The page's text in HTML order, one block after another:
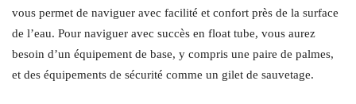
vous permet de naviguer avec facilité et confort près de la surface
de l’eau. Pour naviguer avec succès en float tube, vous aurez
besoin d’un équipement de base, y compris une paire de palmes,
et des équipements de sécurité comme un gilet de sauvetage.